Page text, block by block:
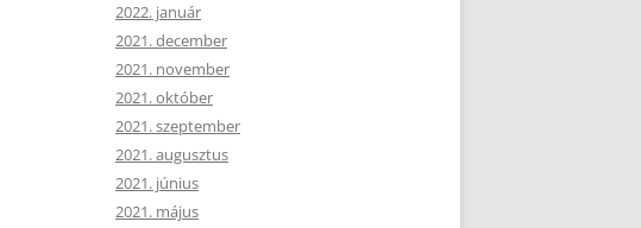
2022. január
2021. december
2021. november
2021. október
2021. szeptember
2021. augusztus
2021. június
2021. május